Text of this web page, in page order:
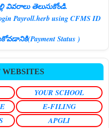
వివరాలు తెలుసుకోండి.
Payroll.herb using CFMS ID
Status )
YOUR SCHOOL
E-FILING
APGLI